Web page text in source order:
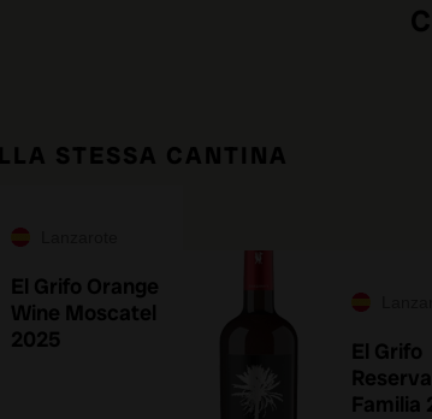
STESSA CANTINA
El Grifo Orange
Wine Moscatel
2025
El Grifo
Familia